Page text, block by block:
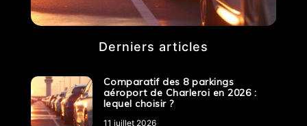
Derniers articles
Comparatif des 8 parkings
aéroport de Charleroi en 2026 :
lequel choisir ?
11 juillet 2026